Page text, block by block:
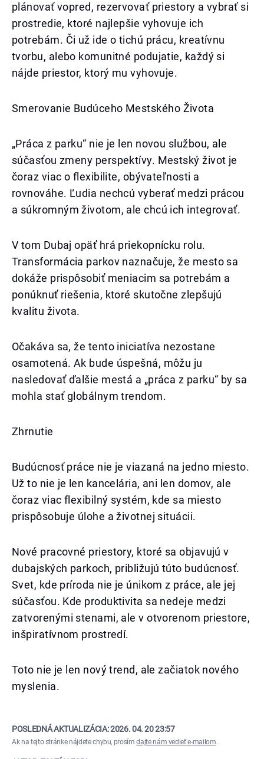
plánovať vopred, rezervovať priestory a vybrať si
prostredie, ktoré najlepšie vyhovuje ich
potrebám. Či už ide o tichú prácu, kreatívnu
tvorbu, alebo komunitné podujatie, každý si
nájde priestor, ktorý mu vyhovuje.
Smerovanie Budúceho Mestského Života
„Práca z parku“ nie je len novou službou, ale
súčasťou zmeny perspektívy. Mestský život je
čoraz viac o flexibilite, obývateľnosti a
rovnováhe. Ľudia nechcú vyberať medzi prácou
a súkromným životom, ale chcú ich integrovať.
V tom Dubaj opäť hrá priekopnícku rolu.
Transformácia parkov naznačuje, že mesto sa
dokáže prispôsobiť meniacim sa potrebám a
ponúknuť riešenia, ktoré skutočne zlepšujú
kvalitu života.
Očakáva sa, že tento iniciatíva nezostane
osamotená. Ak bude úspešná, môžu ju
nasledovať ďalšie mestá a „práca z parku“ by sa
mohla stať globálnym trendom.
Zhrnutie
Budúcnosť práce nie je viazaná na jedno miesto.
Už to nie je len kancelária, ani len domov, ale
čoraz viac flexibilný systém, kde sa miesto
prispôsobuje úlohe a životnej situácii.
Nové pracovné priestory, ktoré sa objavujú v
dubajských parkoch, približujú túto budúcnosť.
Svet, kde príroda nie je únikom z práce, ale jej
súčasťou. Kde produktivita sa nedeje medzi
zatvorenými stenami, ale v otvorenom priestore,
inšpiratívnom prostredí.
Toto nie je len nový trend, ale začiatok nového
myslenia.
POSLEDNÁ AKTUALIZÁCIA:2026. 04. 20 23:57
Ak na tejto stránke nájdete chybu, prosímdajte nám vedieť e-mailom.